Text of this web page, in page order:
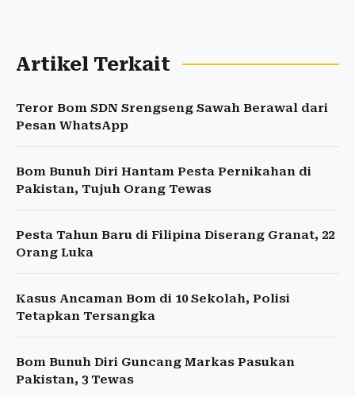
Artikel Terkait
Teror Bom SDN Srengseng Sawah Berawal dari
Pesan WhatsApp
Bom Bunuh Diri Hantam Pesta Pernikahan di
Pakistan, Tujuh Orang Tewas
Pesta Tahun Baru di Filipina Diserang Granat, 22
Orang Luka
Kasus Ancaman Bom di 10 Sekolah, Polisi
Tetapkan Tersangka
Bom Bunuh Diri Guncang Markas Pasukan
Pakistan, 3 Tewas